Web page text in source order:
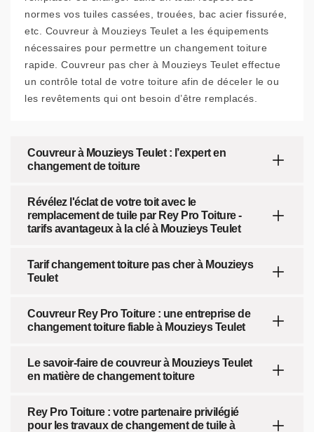
normes vos tuiles cassées, trouées, bac acier fissurée,
etc. Couvreur à Mouzieys Teulet a les équipements
nécessaires pour permettre un changement toiture
rapide. Couvreur pas cher à Mouzieys Teulet effectue
un contrôle total de votre toiture afin de déceler le ou
les revêtements qui ont besoin d’être remplacés.
Couvreur à Mouzieys Teulet : l’expert en
changement de toiture
Révélez l'éclat de votre toit avec le
remplacement de tuile par Rey Pro Toiture -
tarifs avantageux à la clé à Mouzieys Teulet
Tarif changement toiture pas cher à Mouzieys
Teulet
Couvreur Rey Pro Toiture : une entreprise de
changement toiture fiable à Mouzieys Teulet
Le savoir-faire de couvreur à Mouzieys Teulet
en matière de changement toiture
Rey Pro Toiture : votre partenaire privilégié
pour les travaux de changement de tuile à